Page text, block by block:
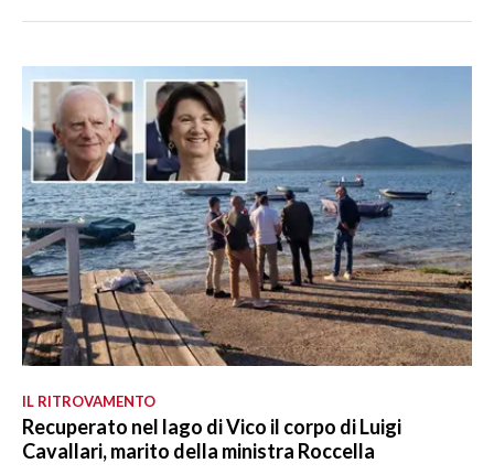
IL RITROVAMENTO
Recuperato nel lago di Vico il corpo di Luigi
Cavallari, marito della ministra Roccella